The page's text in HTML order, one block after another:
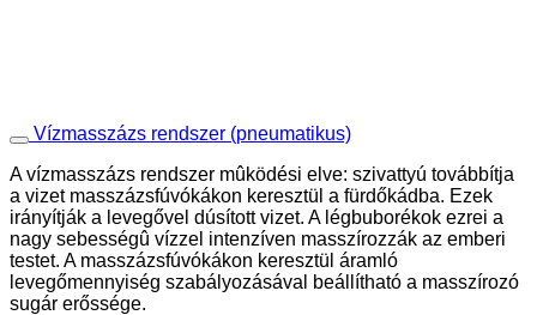
Vízmasszázs rendszer (pneumatikus)
A vízmasszázs rendszer mûködési elve: szivattyú továbbítja
a vizet masszázsfúvókákon keresztül a fürdőkádba. Ezek
irányítják a levegővel dúsított vizet. A légbuborékok ezrei a
nagy sebességû vízzel intenzíven masszírozzák az emberi
testet. A masszázsfúvókákon keresztül áramló
levegőmennyiség szabályozásával beállítható a masszírozó
sugár erőssége.